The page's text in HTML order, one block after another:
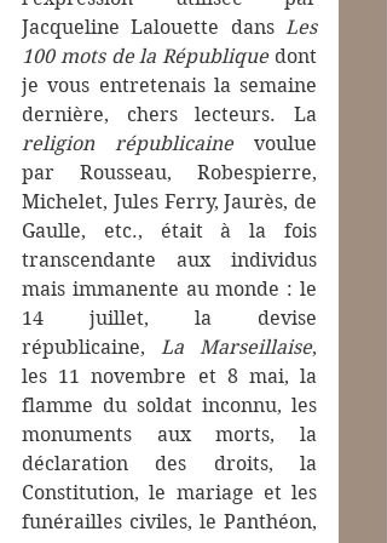
Jacqueline Lalouette dans Les
100 mots de la République dont
je vous entretenais la semaine
religion républicaine voulue
par Rousseau, Robespierre,
Michelet, Jules Ferry, Jaurès, de
Gaulle, etc., était à la fois
transcendante aux individus
mais immanente au monde : le
14 juillet, la devise
républicaine, La Marseillaise,
les 11 novembre et 8 mai, la
flamme du soldat inconnu, les
monuments aux morts, la
déclaration des droits, la
Constitution, le mariage et les
funérailles civiles, le Panthéon,